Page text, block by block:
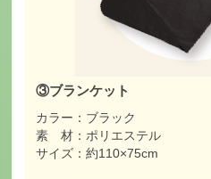
③ブランケット
カラー：ブラック
素 材：ポリエステル
サイズ：約110×75cm